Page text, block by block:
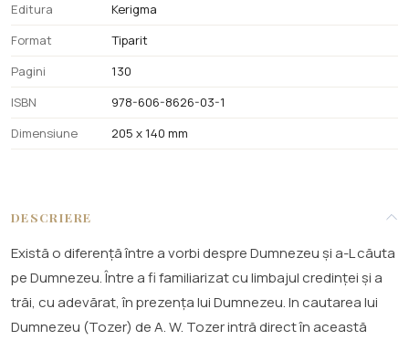
Editura
Kerigma
Format
Tiparit
Pagini
130
ISBN
978-606-8626-03-1
Dimensiune
205 x 140 mm
DESCRIERE
Există o diferență între a vorbi despre Dumnezeu și a-L căuta
pe Dumnezeu. Între a fi familiarizat cu limbajul credinței și a
trăi, cu adevărat, în prezența lui Dumnezeu. In cautarea lui
Dumnezeu (Tozer) de A. W. Tozer intră direct în această